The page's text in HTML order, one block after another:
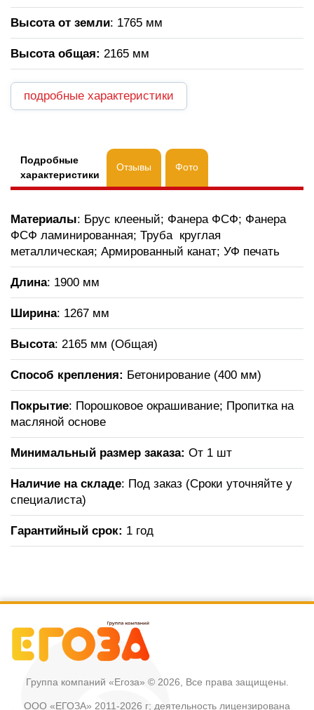
Высота от земли: 1765 мм
Высота общая: 2165 мм
подробные характеристики
Подробные
характеристики
Отзывы Фото
Материалы: Брус клееный; Фанера ФСФ; Фанера
ФСФ ламинированная; Труба круглая
металлическая; Армированный канат; УФ печать
Длина: 1900 мм
Ширина: 1267 мм
Высота: 2165 мм (Общая)
Способ крепления: Бетонирование (400 мм)
Покрытие: Порошковое окрашивание; Пропитка на
масляной основе
Минимальный размер заказа: От 1 шт
Наличие на складе: Под заказ (Сроки уточняйте у
специалиста)
Гарантийный срок: 1 год
Группа компаний «Егоза» © 2026, Все права защищены.
ООО «ЕГОЗА» 2011-2026 г; деятельность лицензирована